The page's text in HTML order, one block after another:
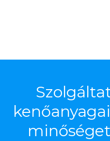
minőséget